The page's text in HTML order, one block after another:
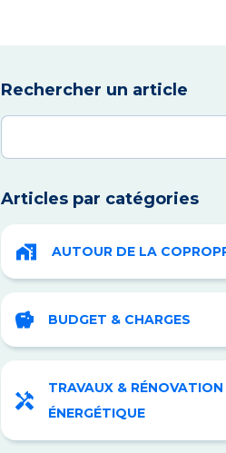
Rechercher un article
Articles par catégories
AUTOUR DE LA
BUDGET & CHARGES
TRAVAUX & RÉNOVATION
ÉNERGÉTIQUE